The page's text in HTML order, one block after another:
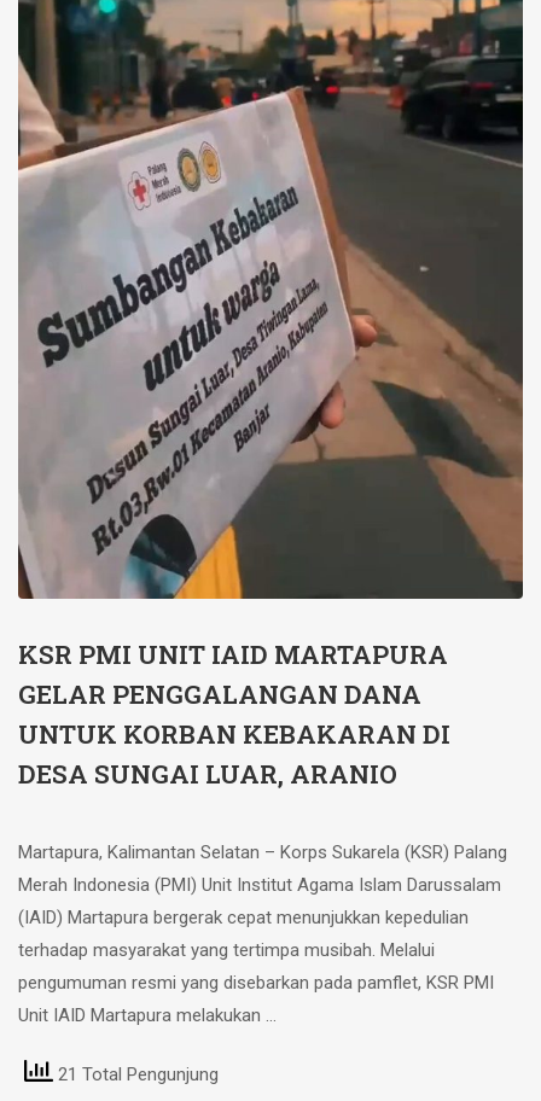
KSR PMI UNIT IAID MARTAPURA
GELAR PENGGALANGAN DANA
UNTUK KORBAN KEBAKARAN DI
DESA SUNGAI LUAR, ARANIO
Martapura, Kalimantan Selatan – Korps Sukarela (KSR) Palang
Merah Indonesia (PMI) Unit Institut Agama Islam Darussalam
(IAID) Martapura bergerak cepat menunjukkan kepedulian
terhadap masyarakat yang tertimpa musibah. Melalui
pengumuman resmi yang disebarkan pada pamflet, KSR PMI
Unit IAID Martapura melakukan …
21 Total Pengunjung